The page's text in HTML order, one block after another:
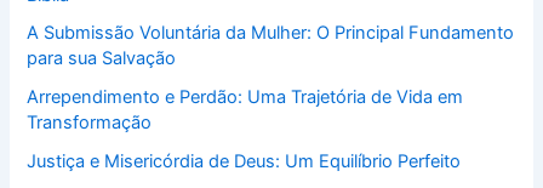
A Submissão Voluntária da Mulher: O Principal Fundamento
para sua Salvação
Arrependimento e Perdão: Uma Trajetória de Vida em
Transformação
Justiça e Misericórdia de Deus: Um Equilíbrio Perfeito